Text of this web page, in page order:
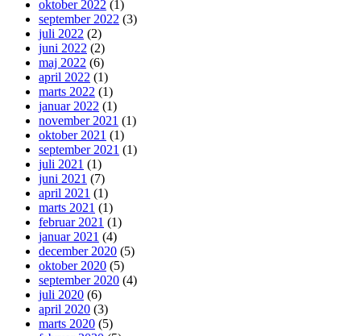
oktober 2022 (1)
september 2022 (3)
juli 2022 (2)
juni 2022 (2)
maj 2022 (6)
april 2022 (1)
marts 2022 (1)
januar 2022 (1)
november 2021 (1)
oktober 2021 (1)
september 2021 (1)
juli 2021 (1)
juni 2021 (7)
april 2021 (1)
marts 2021 (1)
februar 2021 (1)
januar 2021 (4)
december 2020 (5)
oktober 2020 (5)
september 2020 (4)
juli 2020 (6)
april 2020 (3)
marts 2020 (5)